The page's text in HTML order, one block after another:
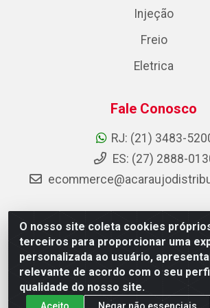
O nosso site coleta cookies
terceiros para proporcionar uma
personalizada ao usuário,
relevante de acordo com o seu
qualidade do nosso site.
Aceito Negar não essenciais
Injeção
Freio
Eletrica
Fale Conosco
RJ: (21) 3483-
ES: (27) 2888-
AC Araujo Distribuidora - Rua Carneiro
São Cristóvão, Rio de Janeiro/RJ - CEP
CNPJ 08.744.753/0003-85